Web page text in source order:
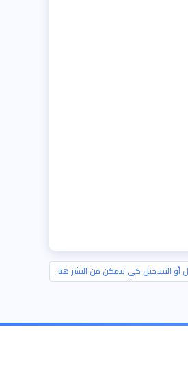
أو التسجيل كي تتمكن من النشر هنا.